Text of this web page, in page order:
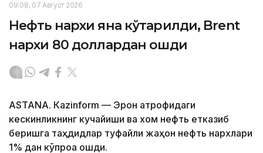
09:08, 07 Август 2026
Нефть нархи яна кўтарилди, Brent
нархи 80 доллардан ошди
ASTANА. Кazinform — Эрон атрофидаги
кескинликнинг кучайиши ва хом нефть етказиб
беришга таҳдидлар туфайли жаҳон нефть нархлари
1% дан кўпроққа ошди.